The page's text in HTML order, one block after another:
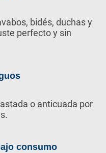
bidés, duchas y
perfecto y sin
o anticuada por
consumo